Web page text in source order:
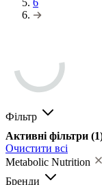
Фільтр
Активні фільтри
Очистити всі
Metabolic Nutrition
Бренди